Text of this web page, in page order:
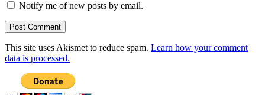
Notify me of new posts by email.
This site uses Akismet to reduce spam. Learn how your comment
data is processed.